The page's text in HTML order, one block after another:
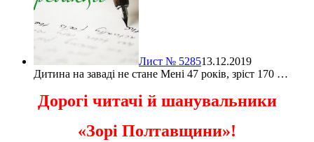
Лист № 528513.12.2019
Дитина на заваді не стане Мені 47 років, зріст 170 …
Дорогі читачі й шанувальники
«Зорі Полтавщини»!